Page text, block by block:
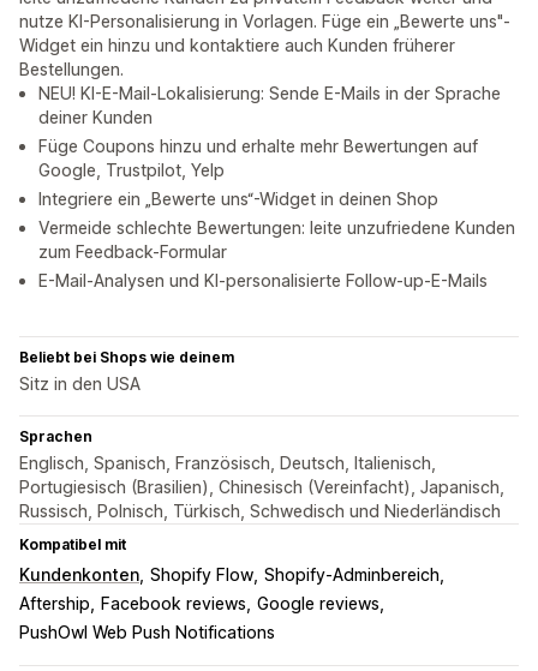
nutze KI-Personalisierung in Vorlagen. Füge ein „Bewerte uns"-
Widget ein hinzu und kontaktiere auch Kunden früherer
Bestellungen.
NEU! KI-E-Mail-Lokalisierung: Sende E-Mails in der Sprache
deiner Kunden
Füge Coupons hinzu und erhalte mehr Bewertungen auf
Google, Trustpilot, Yelp
Integriere ein „Bewerte uns“-Widget in deinen Shop
Vermeide schlechte Bewertungen: leite unzufriedene Kunden
zum Feedback-Formular
E-Mail-Analysen und KI-personalisierte Follow-up-E-Mails
Beliebt bei Shops wie deinem
Sitz in den USA
Sprachen
Englisch, Spanisch, Französisch, Deutsch, Italienisch,
Portugiesisch (Brasilien), Chinesisch (Vereinfacht), Japanisch,
Russisch, Polnisch, Türkisch, Schwedisch und Niederländisch
Kompatibel mit
Kundenkonten Shopify Flow Shopify-Adminbereich
Aftership
Facebook reviews Google reviews
PushOwl Web Push Notifications